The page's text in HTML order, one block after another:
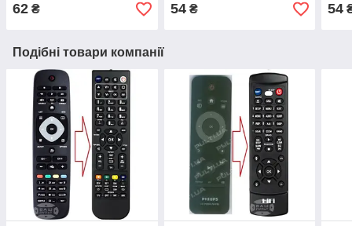
62 ₴ 54₴ 54
Подібні товари компанії